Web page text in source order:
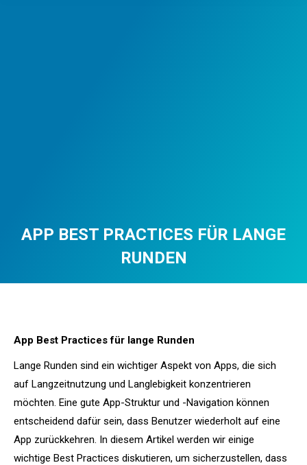
APP BEST PRACTICES FÜR LANGE
RUNDEN
App Best Practices für lange Runden
Lange Runden sind ein wichtiger Aspekt von Apps, die sich
auf Langzeitnutzung und Langlebigkeit konzentrieren
möchten. Eine gute App-Struktur und -Navigation können
entscheidend dafür sein, dass Benutzer wiederholt auf eine
App zurückkehren. In diesem Artikel werden wir einige
wichtige Best Practices diskutieren, um sicherzustellen, dass